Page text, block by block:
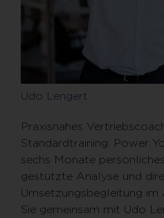
Udo Lengert
Praxisnahes
Standardtraining: Power
sechs Monate
gestützte Analyse und
Umsetzungsbegleitung
Sie gemeinsam mit Udo